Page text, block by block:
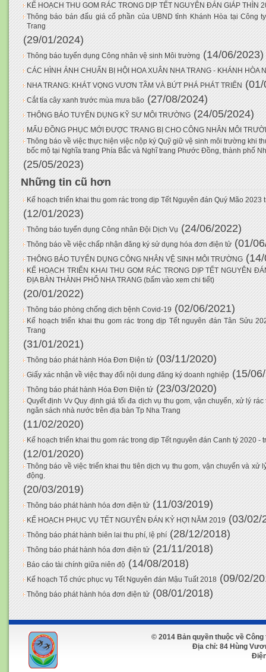
KẾ HOẠCH THU GOM RÁC TRONG DỊP TẾT NGUYÊN ĐÁN GIÁP THÌN
Thông báo bán đấu giá cổ phần của UBND tỉnh Khánh Hòa tại Công
Trang
(29/01/2024)
Thông báo tuyển dụng Công nhân vệ sinh Môi trường (14/06/2023)
CÁC HÌNH ẢNH CHUẨN BỊ HỘI HOA XUÂN NHA TRANG - KHÁNH HÒA
NHA TRANG: KHÁT VỌNG VƯƠN TẦM VÀ BỨT PHÁ PHÁT TRIỂN
Cắt tỉa cây xanh trước mùa mưa bão (27/08/2024)
THÔNG BÁO TUYỂN DỤNG KỸ SƯ MÔI TRƯỜNG (24/05/2024)
MẨU ĐỒNG PHỤC MỚI ĐƯỢC TRANG BỊ CHO CÔNG NHÂN MÔI
Thông báo về việc thực hiện việc nộp ký Quỹ giữ vệ sinh môi trường khi
bốc mộ tại Nghĩa trang Phía Bắc và Nghĩ trang Phước Đồng, thành phố
(25/05/2023)
Những tin cũ hơn
Kế hoạch triển khai thu gom rác trong dịp Tết Nguyên đán Quý Mão 2023
(12/01/2023)
Thông báo tuyển dụng Công nhân Đội Dịch Vụ (24/06/2022)
Thông báo về việc chấp nhận đăng ký sử dụng hóa đơn điện tử (01/
THÔNG BÁO TUYỂN DỤNG CÔNG NHÂN VỆ SINH MÔI TRƯỜNG
KẾ HOẠCH TRIỂN KHAI THU GOM RÁC TRONG DỊP TẾT NGUYÊN
ĐỊA BÀN THÀNH PHỐ NHA TRANG (bấm vào xem chi tiết)
(20/01/2022)
Thông báo phòng chống dịch bệnh Covid-19 (02/06/2021)
Kế hoạch triển khai thu gom rác trong dịp Tết nguyên đán Tân Sửu
Trang
(31/01/2021)
Thông báo phát hành Hóa Đơn Điện tử (03/11/2020)
Giấy xác nhận về việc thay đổi nội dung đăng ký doanh nghiệp (15/
Thông báo phát hành Hóa Đơn Điện tử (23/03/2020)
Quyết định Vv Quy định giá tối đa dịch vụ thu gom, vận chuyển, xử lý
ngân sách nhà nước trên địa bàn Tp Nha Trang
(11/02/2020)
Kế hoạch triển khai thu gom rác trong dịp Tết nguyên đán Canh tý 2020 -
(12/01/2020)
Thông báo về việc triển khai thu tiên dịch vụ thu gom, vận chuyển và xử
động.
(20/03/2019)
Thông báo phát hành hóa đơn điện tử (11/03/2019)
KẾ HOẠCH PHỤC VỤ TẾT NGUYÊN ĐÁN KỶ HỢI NĂM 2019 (03/02/
Thông báo phát hành biên lai thu phí, lệ phí (28/12/2018)
Thông báo phát hành hóa đơn điện tử (21/11/2018)
Báo cáo tài chính giữa niên độ (14/08/2018)
Kế hoạch Tổ chức phục vụ Tết Nguyên đán Mậu Tuất 2018 (09/02/
Thông báo phát hành hóa đơn điện tử (08/01/2018)
© 2014 Bản quyền thuộc về
Địa chỉ: 84 Hùng Vương
Điện